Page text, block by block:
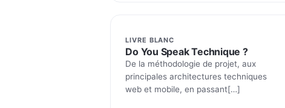
LIVRE BLANC
Do You Speak Technique ?
De la méthodologie de projet, aux
principales architectures techniques
web et mobile, en passant[…]